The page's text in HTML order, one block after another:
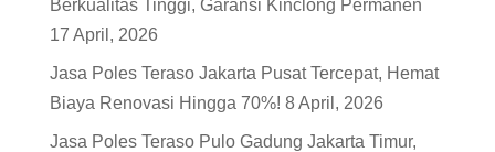
Berkualitas Tinggi, Garansi Kinclong Permanen
17 April, 2026
Jasa Poles Teraso Jakarta Pusat Tercepat, Hemat
Biaya Renovasi Hingga 70%! 8 April, 2026
Jasa Poles Teraso Pulo Gadung Jakarta Timur,